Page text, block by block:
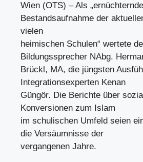
Wien (OTS) – Als „ernüchternde
Bestandsaufnahme der
vielen
heimischen Schulen“ wertete
Bildungssprecher NAbg.
Brückl, MA, die jüngsten
Integrationsexperten Kenan
Güngör. Die Berichte über
Konversionen zum Islam
im schulischen Umfeld seien
die Versäumnisse der
vergangenen Jahre.